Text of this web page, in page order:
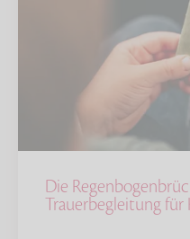
Die
Trauerbegleitung für